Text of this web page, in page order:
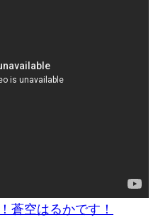
蒼空はるかです！